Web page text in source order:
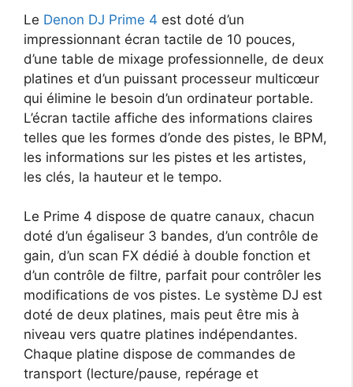
Le Denon DJ Prime 4 est doté d’un
impressionnant écran tactile de 10 pouces,
d’une table de mixage professionnelle, de deux
platines et d’un puissant processeur multicœur
qui élimine le besoin d’un ordinateur portable.
L’écran tactile affiche des informations claires
telles que les formes d’onde des pistes, le BPM,
les informations sur les pistes et les artistes,
les clés, la hauteur et le tempo.
Le Prime 4 dispose de quatre canaux, chacun
doté d’un égaliseur 3 bandes, d’un contrôle de
gain, d’un scan FX dédié à double fonction et
d’un contrôle de filtre, parfait pour contrôler les
modifications de vos pistes. Le système DJ est
doté de deux platines, mais peut être mis à
niveau vers quatre platines indépendantes.
Chaque platine dispose de commandes de
transport (lecture/pause, repérage et